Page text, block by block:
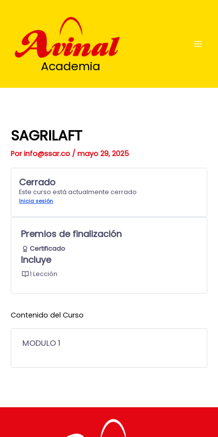
contenido
Academia
SAGRILAFT
Porinfo@ssar.co /mayo 29, 2025
Contenido del Curso
MODULO 1
Cerrado
Este curso está actualmente cerrado
Inicia sesión
Premios de finalización
Certificado
Incluye
1 Lección